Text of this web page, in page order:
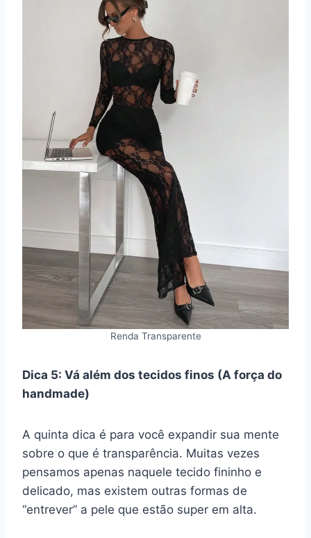
Renda Transparente
Dica 5: Vá além dos tecidos finos (A força do
handmade)
A quinta dica é para você expandir sua mente
sobre o que é transparência. Muitas vezes
pensamos apenas naquele tecido fininho e
delicado, mas existem outras formas de
“entrever” a pele que estão super em alta.